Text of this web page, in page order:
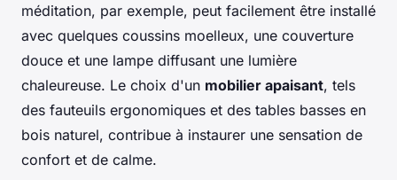
méditation, par exemple, peut facilement être installé
avec quelques coussins moelleux, une couverture
douce et une lampe diffusant une lumière
chaleureuse. Le choix d'un mobilier apaisant, tels
des fauteuils ergonomiques et des tables basses en
bois naturel, contribue à instaurer une sensation de
confort et de calme.